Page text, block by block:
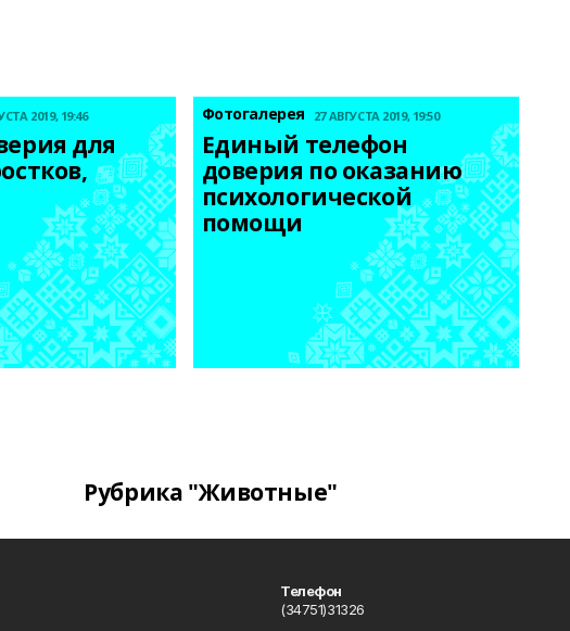
2019, 19:46
для
Фотогалерея 27 АВГУСТА 2019, 19:50
Единый телефон
доверия по оказанию
психологической
помощи
Рубрика "Животные"
Телефон
(34751)31326